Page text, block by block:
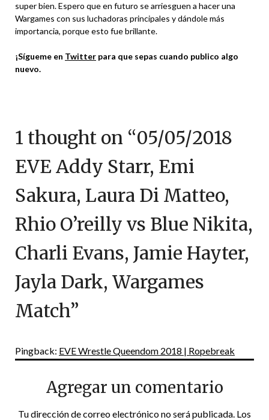
super bien. Espero que en futuro se arriesguen a hacer una
Wargames con sus luchadoras principales y dándole más
importancia, porque esto fue brillante.
¡Sígueme en Twitter para que sepas cuando publico algo
nuevo.
1 thought on “05/05/2018
EVE Addy Starr, Emi
Sakura, Laura Di Matteo,
Rhio O’reilly vs Blue Nikita,
Charli Evans, Jamie Hayter,
Jayla Dark, Wargames
Match”
Pingback: EVE Wrestle Queendom 2018 | Ropebreak
Agregar un comentario
Tu dirección de correo electrónico no será publicada. Los